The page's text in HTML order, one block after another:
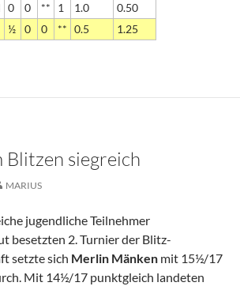
0 0 ** 1 1.0
0.50
½ 0 0 ** 0.5 1.25
Blitzen siegreich
MARIUS
jugendliche Teilnehmer
besetzten 2. Turnier der Blitz-
setzte sich Merlin Mänken mit 15½/17
Mit 14½/17 punktgleich landeten